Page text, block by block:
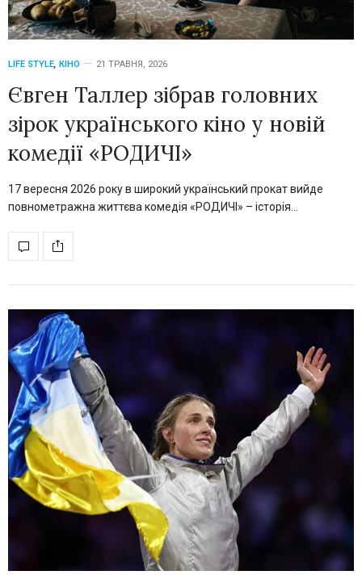
LIFE STYLE, КІНО 21 ТРАВНЯ, 2026
Євген Таллер зібрав головних
зірок українського кіно у новій
комедії «РОДИЧІ»
17 вересня 2026 року в широкий український прокат вийде
повнометражна життєва комедія «РОДИЧІ» – історія…